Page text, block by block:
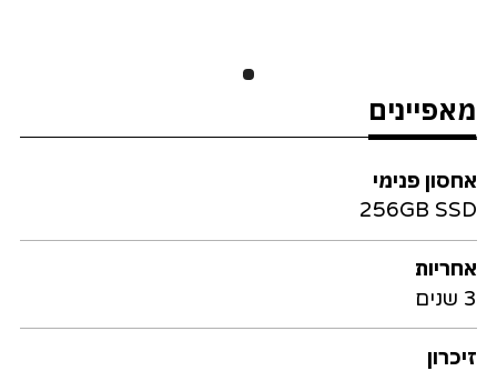
מאפיינים
אחסון פנימי
256GB SSD
אחריות
3 שנים
זיכרון